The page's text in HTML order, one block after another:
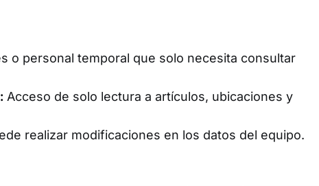
o personal temporal que solo necesita consultar
Acceso de solo lectura a artículos, ubicaciones y
realizar modificaciones en los datos del equipo.